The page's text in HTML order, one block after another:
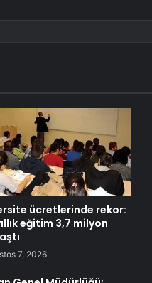
ücretlerinde rekor:
eğitim 3,7 milyon
7, 2026